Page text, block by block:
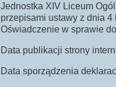
Jednostka XIV Liceum
przepisami ustawy z dnia
Oświadczenie w sprawie
Data publikacji strony
Data sporządzenia